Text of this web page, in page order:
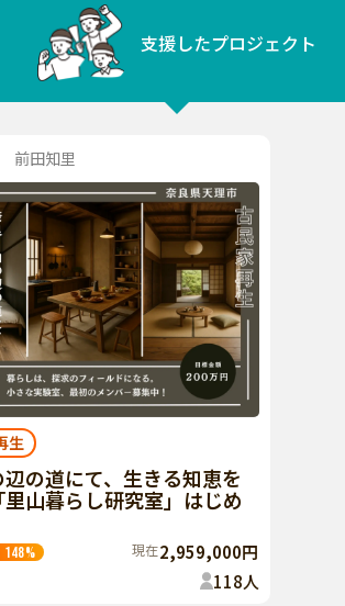
中国
四国
九州・沖縄 福岡 佐
支援したプロジェクト
前田知里
生
の道にて、生きる知恵を
山暮らし研究室」はじめ
148% 現在2,959,000円
118人